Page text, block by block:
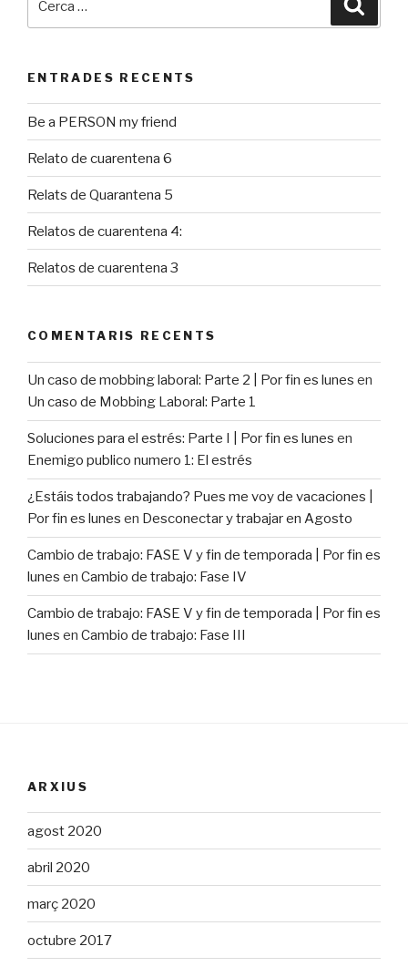
ENTRADES RECENTS
Be a PERSON my friend
Relato de cuarentena 6
Relats de Quarantena 5
Relatos de cuarentena 4:
Relatos de cuarentena 3
COMENTARIS RECENTS
Un caso de mobbing laboral: Parte 2 | Por fin es lunes en
Un caso de Mobbing Laboral: Parte 1
Soluciones para el estrés: Parte I | Por fin es lunes en
Enemigo publico numero 1: El estrés
¿Estáis todos trabajando? Pues me voy de vacaciones |
Por fin es lunes en Desconectar y trabajar en Agosto
Cambio de trabajo: FASE V y fin de temporada | Por fin es
lunes en Cambio de trabajo: Fase IV
Cambio de trabajo: FASE V y fin de temporada | Por fin es
lunes en Cambio de trabajo: Fase III
ARXIUS
agost 2020
abril 2020
març 2020
octubre 2017